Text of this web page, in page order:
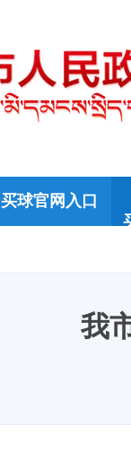
买球官网入口
我